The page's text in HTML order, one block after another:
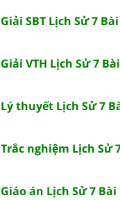
Giải SBT Lịch Sử 7
Giải VTH Lịch Sử 7
Lý thuyết Lịch Sử 7
Trắc nghiệm Lịch Sử
Giáo án Lịch Sử 7